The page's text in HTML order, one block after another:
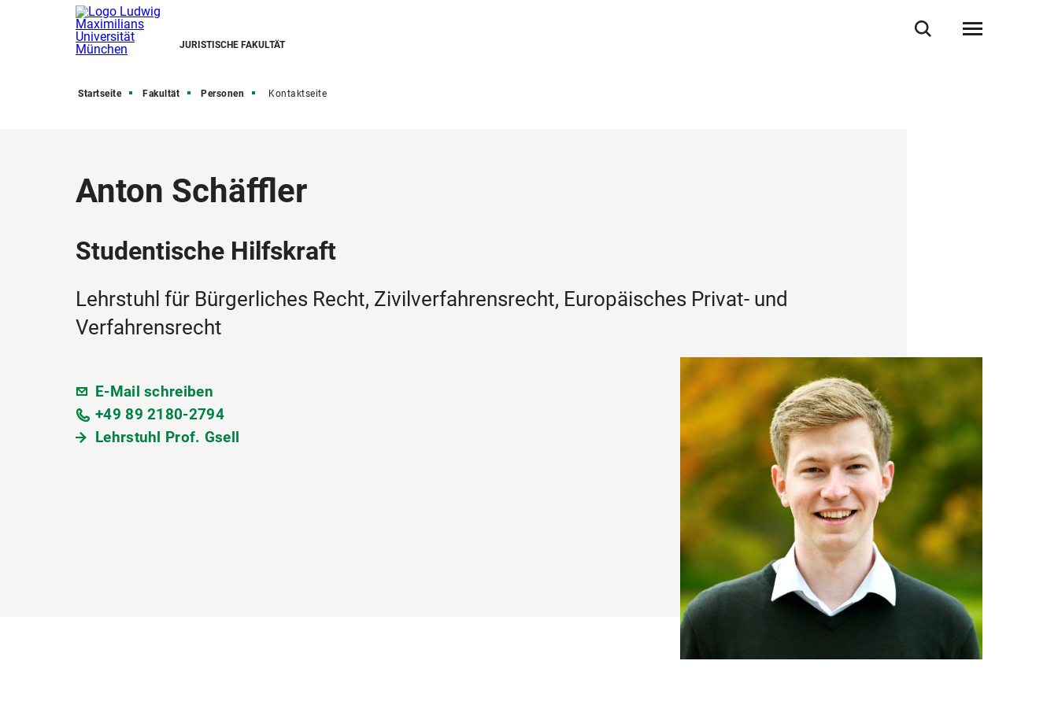
JURISTISCHE FAKULTÄT
Startseite Fakultät Personen Kontaktseite
Anton Schäffler
Studentische Hilfskraft
Lehrstuhl für Bürgerliches Recht, Zivilverfahrensrecht, Europäisches Privat- und
Verfahrensrecht
E-Mail schreiben
+49 89 2180-2794
Lehrstuhl Prof. Gsell